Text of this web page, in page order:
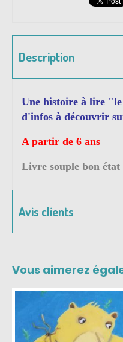
Description
Une histoire à lire
d'infos à découvrir
A partir de 6 ans
Livre souple bon état
Avis clients
Vous aimerez